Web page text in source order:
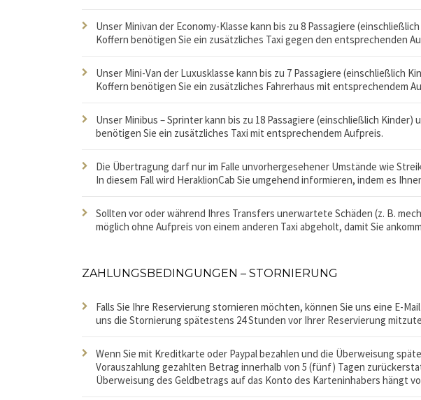
Unser Minivan der Economy-Klasse kann bis zu 8 Passagiere
Koffern benötigen Sie ein zusätzliches Taxi gegen den entsprechenden
Unser Mini-Van der Luxusklasse kann bis zu 7 Passagiere (einschließlich
Koffern benötigen Sie ein zusätzliches Fahrerhaus mit entsprechendem
Unser Minibus – Sprinter kann bis zu 18 Passagiere (einschließlich
benötigen Sie ein zusätzliches Taxi mit entsprechendem Aufpreis.
Die Übertragung darf nur im Falle unvorhergesehener Umstände wie
In diesem Fall wird HeraklionCab Sie umgehend informieren, indem es
Sollten vor oder während Ihres Transfers unerwartete Schäden (z. B.
möglich ohne Aufpreis von einem anderen Taxi abgeholt, damit Sie
ZAHLUNGSBEDINGUNGEN – STORNIERUNG
Falls Sie Ihre Reservierung stornieren möchten, können Sie uns eine E-
uns die Stornierung spätestens 24 Stunden vor Ihrer Reservierung
Wenn Sie mit Kreditkarte oder Paypal bezahlen und die Überweisung
Vorauszahlung gezahlten Betrag innerhalb von 5 (fünf) Tagen
Überweisung des Geldbetrags auf das Konto des Karteninhabers hängt